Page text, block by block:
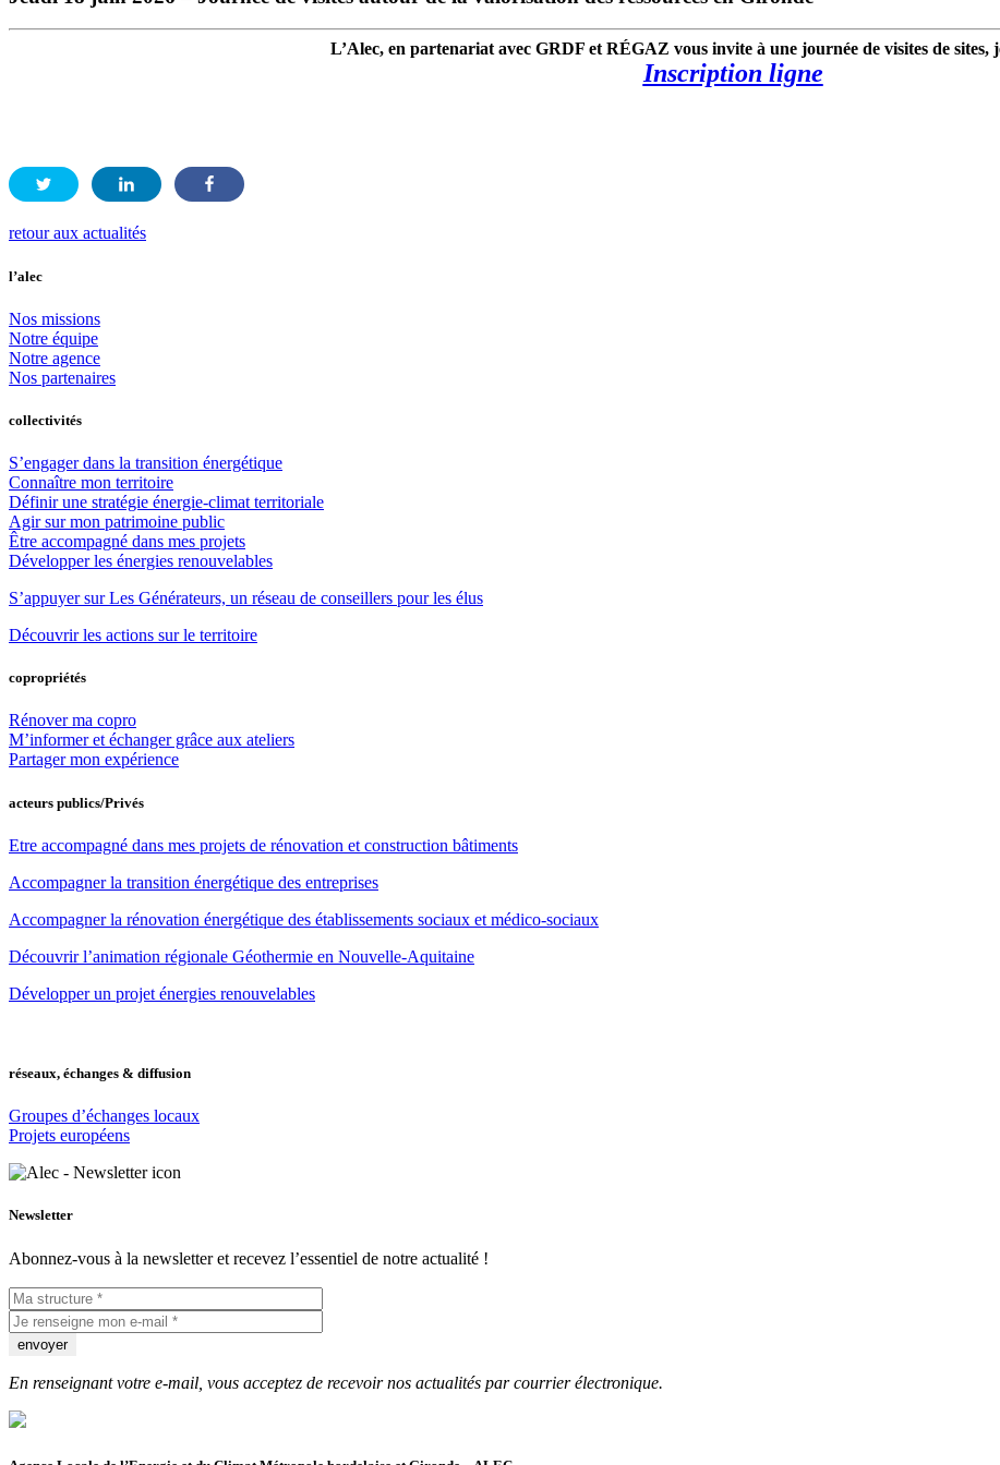
L’Alec, en partenariat avec GRDF et RÉGAZ vous invite à une journée de visites de sites,
Inscription ligne
retour aux actualités
l’alec
Nos missions
Notre équipe
Notre agence
Nos partenaires
collectivités
S’engager dans la transition énergétique
Connaître mon territoire
Définir une stratégie énergie-climat territoriale
Agir sur mon patrimoine public
Être accompagné dans mes projets
Développer les énergies renouvelables
S’appuyer sur Les Générateurs, un réseau de conseillers pour les élus
Découvrir les actions sur le territoire
copropriétés
Rénover ma copro
M’informer et échanger grâce aux ateliers
Partager mon expérience
acteurs publics/Privés
Etre accompagné dans mes projets de rénovation et construction bâtiments
Accompagner la transition énergétique des entreprises
Accompagner la rénovation énergétique des établissements sociaux et médico-sociaux
Découvrir l’animation régionale Géothermie en Nouvelle-Aquitaine
Développer un projet énergies renouvelables
réseaux, échanges & diffusion
Groupes d’échanges locaux
Projets européens
Newsletter
Abonnez-vous à la newsletter et recevez l’essentiel de notre actualité !
En renseignant votre e-mail, vous acceptez de recevoir nos actualités par courrier électronique.